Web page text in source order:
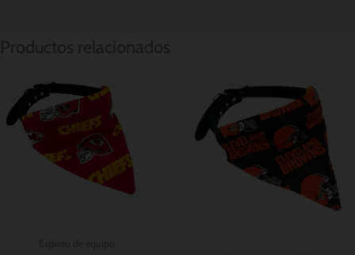
de
precios:
desde
$ 12.91
hasta
$ 15.78
de
precios:
desde
$ 12.91
hasta
$ 15.78